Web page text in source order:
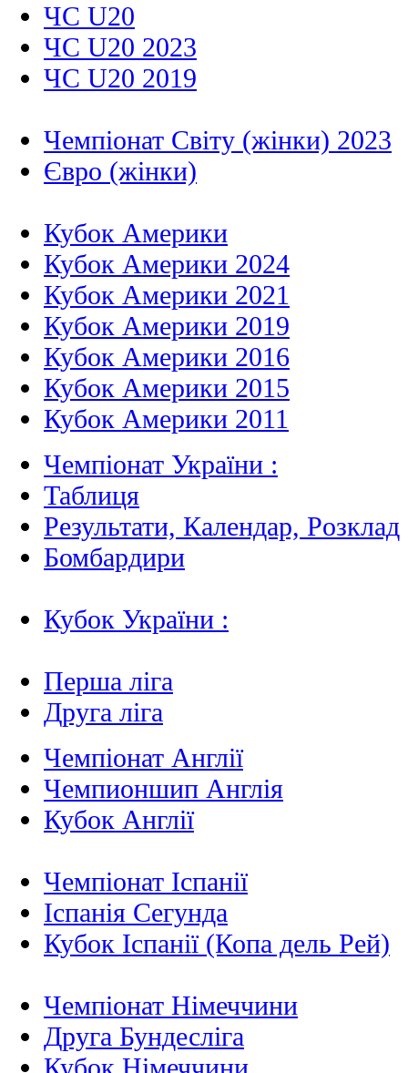
ЧС U20
ЧС U20 2023
ЧС U20 2019
Чемпіонат Світу (жінки) 2023
Євро (жінки)
Кубок Америки
Кубок Америки 2024
Кубок Америки 2021
Кубок Америки 2019
Кубок Америки 2016
Кубок Америки 2015
Кубок Америки 2011
Чемпіонат України :
Таблиця
Результати, Календар, Poзклад
Бомбардири
Кубок України :
Перша ліга
Друга ліга
Чемпіонат Англії
Чемпионшип Англія
Кубок Англії
Чемпіонат Іспанії
Іспанія Сегунда
Кубок Іспанії (Копа дель Рей)
Чемпіонат Німеччини
Друга Бундесліга